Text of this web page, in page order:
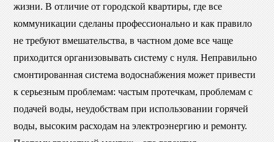
жизни. В отличие от городской квартиры, где все
коммуникации сделаны профессионально и как правило
не требуют вмешательства, в частном доме все чаще
приходится организовывать систему с нуля. Неправильно
смонтированная система водоснабжения может привести
к серьезным проблемам: частым протечкам, проблемам с
подачей воды, неудобствам при использовании горячей
воды, высоким расходам на электроэнергию и ремонту.